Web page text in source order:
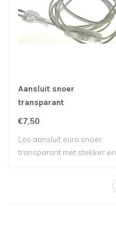
Aansluit snoer
transparant
€7,50
Los aansluit euro snoer
transparant met stekker en